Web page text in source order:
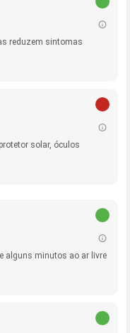
reduzem sintomas
solar, óculos
alguns minutos ao ar livre